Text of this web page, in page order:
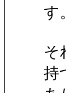
す。
そ
持